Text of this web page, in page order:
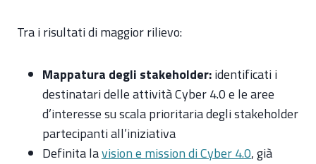
Tra i risultati di maggior rilievo:
Mappatura degli stakeholder:identificati i
destinatari delle attività Cyber 4.0 e le aree
d’interesse su scala prioritaria degli stakeholder
partecipanti all’iniziativa
Definita lavision e mission di Cyber 4.0, già